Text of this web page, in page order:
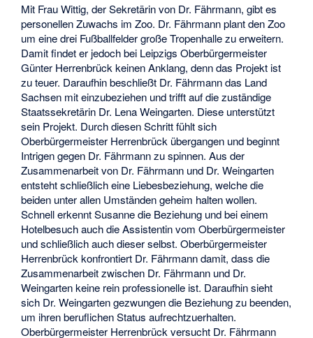
Mit Frau Wittig, der Sekretärin von Dr. Fährmann, gibt es
personellen Zuwachs im Zoo. Dr. Fährmann plant den Zoo
um eine drei Fußballfelder große Tropenhalle zu erweitern.
Damit findet er jedoch bei Leipzigs Oberbürgermeister
Günter Herrenbrück keinen Anklang, denn das Projekt ist
zu teuer. Daraufhin beschließt Dr. Fährmann das Land
Sachsen mit einzubeziehen und trifft auf die zuständige
Staatssekretärin Dr. Lena Weingarten. Diese unterstützt
sein Projekt. Durch diesen Schritt fühlt sich
Oberbürgermeister Herrenbrück übergangen und beginnt
Intrigen gegen Dr. Fährmann zu spinnen. Aus der
Zusammenarbeit von Dr. Fährmann und Dr. Weingarten
entsteht schließlich eine Liebesbeziehung, welche die
beiden unter allen Umständen geheim halten wollen.
Schnell erkennt Susanne die Beziehung und bei einem
Hotelbesuch auch die Assistentin vom Oberbürgermeister
und schließlich auch dieser selbst. Oberbürgermeister
Herrenbrück konfrontiert Dr. Fährmann damit, dass die
Zusammenarbeit zwischen Dr. Fährmann und Dr.
Weingarten keine rein professionelle ist. Daraufhin sieht
sich Dr. Weingarten gezwungen die Beziehung zu beenden,
um ihren beruflichen Status aufrechtzuerhalten.
Oberbürgermeister Herrenbrück versucht Dr. Fährmann